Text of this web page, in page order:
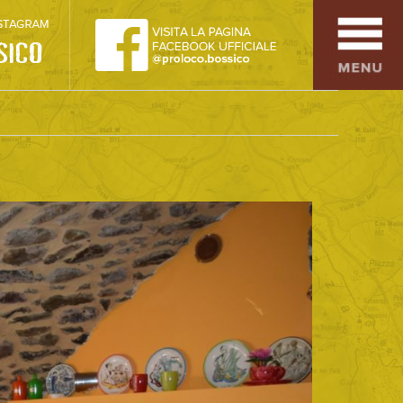
SAPORI TIPICI
ARTE E CULTURA
COMMERCIO
DINTORNI
CONTATTI